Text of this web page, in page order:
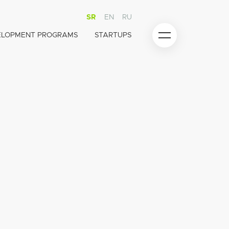
SR EN RU
PROGRAMS STARTUPS